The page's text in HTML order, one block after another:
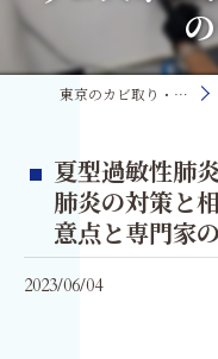
東京のカビ取り・カビ対策ならMIST工法®カビ取リフォーム
夏型過敏性肺
肺炎の対策と
意点と専門家
2023/06/04